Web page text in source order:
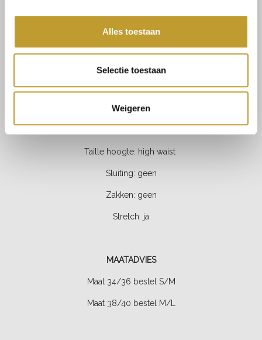
Alles toestaan
Selectie toestaan
Weigeren
Voering: nee
Kleur: wit
Fit: uitlopend
Taille hoogte: high waist
Sluiting: geen
Zakken: geen
Stretch: ja
MAATADVIES
Maat 34/36 bestel S/M
Maat 38/40 bestel M/L